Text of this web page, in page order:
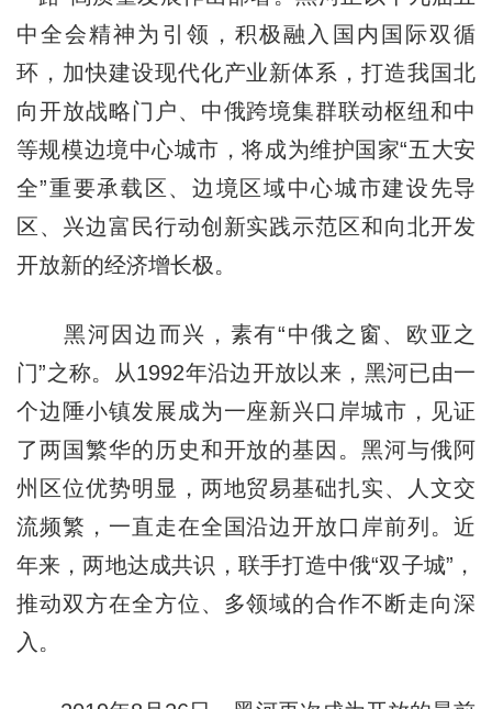
中全会精神为引领，积极融入国内国际双循
环，加快建设现代化产业新体系，打造我国北
向开放战略门户、中俄跨境集群联动枢纽和中
等规模边境中心城市，将成为维护国家“五大安
全”重要承载区、边境区域中心城市建设先导
区、兴边富民行动创新实践示范区和向北开发
开放新的经济增长极。
黑河因边而兴，素有“中俄之窗、欧亚之
门”之称。从1992年沿边开放以来，黑河已由一
个边陲小镇发展成为一座新兴口岸城市，见证
了两国繁华的历史和开放的基因。黑河与俄阿
州区位优势明显，两地贸易基础扎实、人文交
流频繁，一直走在全国沿边开放口岸前列。近
年来，两地达成共识，联手打造中俄“双子城”，
推动双方在全方位、多领域的合作不断走向深
入。